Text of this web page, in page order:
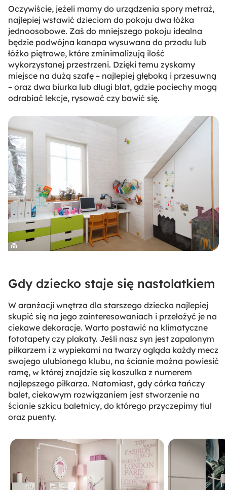
Oczywiście, jeżeli mamy do urządzenia spory metraż,
najlepiej wstawić dzieciom do pokoju dwa łóżka
jednoosobowe. Zaś do mniejszego pokoju idealna
będzie podwójna kanapa wysuwana do przodu lub
łóżko piętrowe, które zminimalizują ilość
wykorzystanej przestrzeni. Dzięki temu zyskamy
miejsce na dużą szafę – najlepiej głęboką i przesuwną
– oraz dwa biurka lub długi blat, gdzie pociechy mogą
odrabiać lekcje, rysować czy bawić się.
Gdy dziecko staje się nastolatkiem
W aranżacji wnętrza dla starszego dziecka najlepiej
skupić się na jego zainteresowaniach i przełożyć je na
ciekawe dekoracje. Warto postawić na klimatyczne
fototapety czy plakaty. Jeśli nasz syn jest zapalonym
piłkarzem i z wypiekami na twarzy ogląda każdy mecz
swojego ulubionego klubu, na ścianie można powiesić
ramę, w której znajdzie się koszulka z numerem
najlepszego piłkarza. Natomiast, gdy córka tańczy
balet, ciekawym rozwiązaniem jest stworzenie na
ścianie szkicu baletnicy, do którego przyczepimy tiul
oraz puenty.